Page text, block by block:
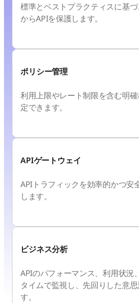
標準とベストプラクティスに基
からAPIを保護します。
ポリシー管理
利用上限やレート制限を含む明
定できます。
APIゲートウェイ
APIトラフィックを効率的かつ安
します。
ビジネス分析
APIのパフォーマンス、利用状況
タイムで監視し、先回りした意
す。